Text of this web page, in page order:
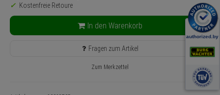
Kostenfreie Retoure
In den Warenkorb
Fragen zum Artikel
Zum Merkzettel